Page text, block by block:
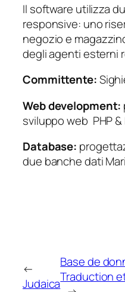
Il software utilizza
responsive: uno
negozio e
degli agenti esterni
Committente:
Web development:
sviluppo web PHP
Database:
due banche dati
←
Judaica
Base de
Traduction